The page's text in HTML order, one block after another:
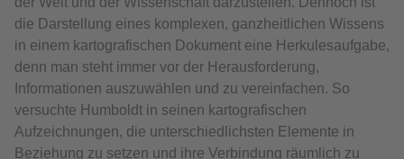
die Darstellung eines komplexen, ganzheitlichen Wissens
in einem kartografischen Dokument eine Herkulesaufgabe,
denn man steht immer vor der Herausforderung,
Informationen auszuwählen und zu vereinfachen. So
versuchte Humboldt in seinen kartografischen
Aufzeichnungen, die unterschiedlichsten Elemente in
Beziehung zu setzen und ihre Verbindung räumlich zu